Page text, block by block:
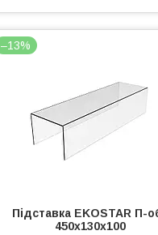
–13%
Підставка EKOSTAR П-
450х130х100